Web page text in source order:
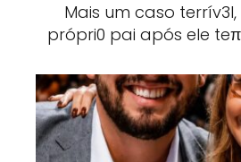
Mais um caso
própri0 pai após ele